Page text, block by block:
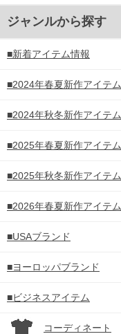
ジャンルから探す
■新着アイテム情報
■2024年春夏新作アイテム
■2024年秋冬新作アイテム
■2025年春夏新作アイテム
■2025年秋冬新作アイテム
■2026年春夏新作アイテム
■USAブランド
■ヨーロッパブランド
■ビジネスアイテム
コーディネート